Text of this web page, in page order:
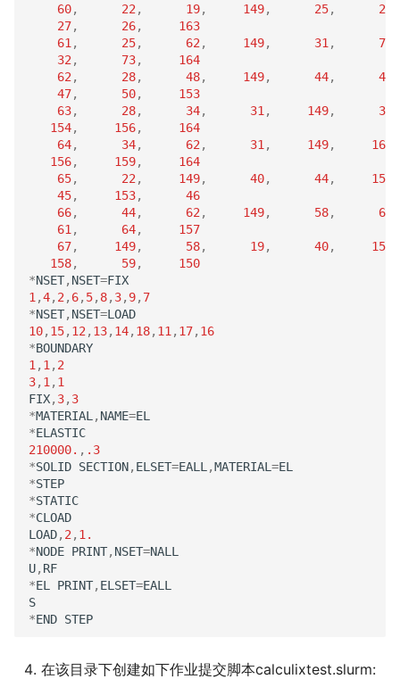
60, 22 , 19, 149, 25, 23
27, 26,
163
61 , 25, 62 , 149, 31 , 72
32 , 73,
164
62 , 28, 48, 149, 44, 49
47, 50,
153
63, 28, 34, 31 , 149, 36
154, 156,
164
64, 34, 62 , 31 , 149, 161
156, 159,
164
65, 22 , 149, 40, 44, 152
45, 153,
46
66, 44, 62 , 149, 58, 63
61 , 64,
157
67, 149, 58, 19, 40, 157
158, 59,
150
*NSET, NSET=FIX
1 ,4, 2 , 6, 5, 8, 3, 9, 7
*NSET, NSET=LOAD
10, 15, 12 , 13, 14, 18, 11 , 17, 16
*BOUNDARY
1 , 1 , 2
3, 1 , 1
FIX, 3, 3
*MATERIAL , NAME=EL
*ELASTIC
210000. , .3
*SOLID SECTION, ELSET=EALL ,MATERIAL =EL
*STEP
*STATIC
*CLOAD
LOAD, 2 , 1.
*NODE PRINT, NSET=NALL
U, RF
*EL PRINT, ELSET=EALL
S
*END STEP
在该目录下创建如下作业提交脚本calculixtest.slurm: